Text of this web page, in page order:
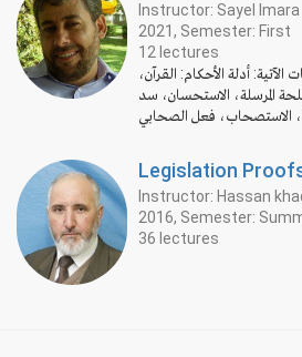
Instructor: Sayel Imara
2021, Semester: First
12 lectures
الآتية: أدلة الأحكام: القرآن،
المرسلة، الاستحسان، سد
Legislation
Instructor: Hassan
2016, Semester:
36 lectures